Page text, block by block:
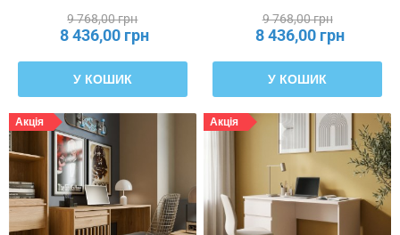
9 768,00 грн
8 436,00 грн
У КОШИК
9 768,00 грн
8 436,00 грн
У КОШИК
Акція Акція